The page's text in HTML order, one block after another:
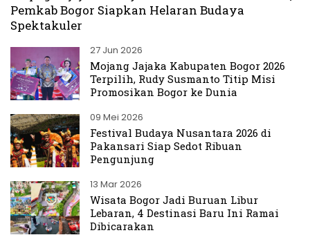
Pemkab Bogor Siapkan Helaran Budaya
Spektakuler
27 Jun 2026
Mojang Jajaka Kabupaten Bogor 2026
Terpilih, Rudy Susmanto Titip Misi
Promosikan Bogor ke Dunia
09 Mei 2026
Festival Budaya Nusantara 2026 di
Pakansari Siap Sedot Ribuan
Pengunjung
13 Mar 2026
Wisata Bogor Jadi Buruan Libur
Lebaran, 4 Destinasi Baru Ini Ramai
Dibicarakan